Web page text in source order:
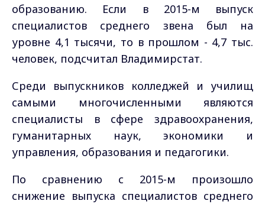
образованию. Если в 2015-м выпуск
специалистов среднего звена был на
уровне 4,1 тысячи, то в прошлом - 4,7 тыс.
человек, подсчитал Владимирстат.
Среди выпускников колледжей и училищ
самыми многочисленными являются
специалисты в сфере здравоохранения,
гуманитарных наук, экономики и
управления, образования и педагогики.
По сравнению с 2015-м произошло
снижение выпуска специалистов среднего